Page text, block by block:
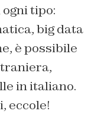
tipo:
big data
è possibile
in italiano.
eccole!